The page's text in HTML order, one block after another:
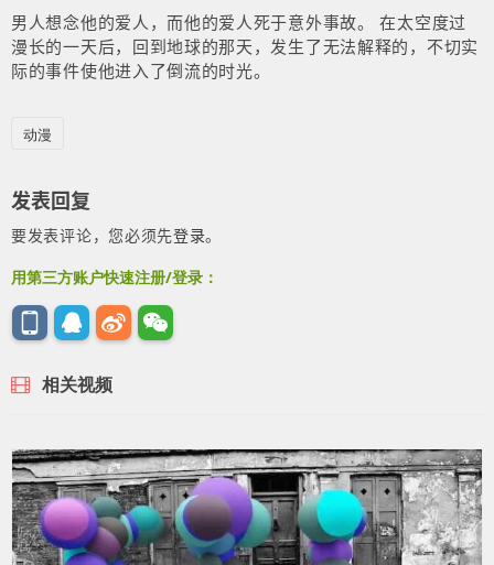
男人想念他的爱人，而他的爱人死于意外事故。 在太空度过
漫长的一天后，回到地球的那天，发生了无法解释的，不切实
际的事件使他进入了倒流的时光。
动漫
发表回复
要发表评论，您必须先登录。
用第三方账户快速注册/登录：
相关视频